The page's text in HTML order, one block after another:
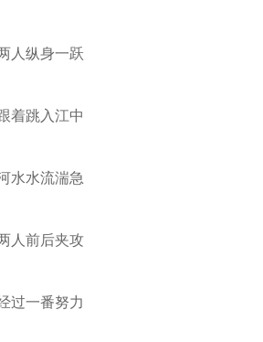
人纵身一跃
着跳入江中
水水流湍急
人前后夹攻
过一番努力